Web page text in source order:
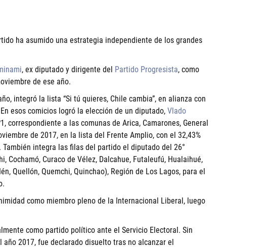
ha asumido una estrategia independiente de los grandes
, ex diputado y dirigente del Partido Progresista, como
de ese año.
integró la lista “Si tú quieres, Chile cambia”, en alianza con
esos comicios logró la elección de un diputado, Vlado
correspondiente a las comunas de Arica, Camarones, General
de 2017, en la lista del Frente Amplio, con el 32,43%
integra las filas del partido el diputado del 26°
Cochamó, Curaco de Vélez, Dalcahue, Futaleufú, Hualaihué,
Quellón, Quemchi, Quinchao), Región de Los Lagos, para el
.
como miembro pleno de la Internacional Liberal, luego
como partido político ante el Servicio Electoral. Sin
2017, fue declarado disuelto tras no alcanzar el